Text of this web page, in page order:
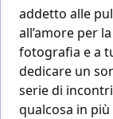
addetto alle
all’amore per
fotografia e a
dedicare un
serie di
qualcosa in